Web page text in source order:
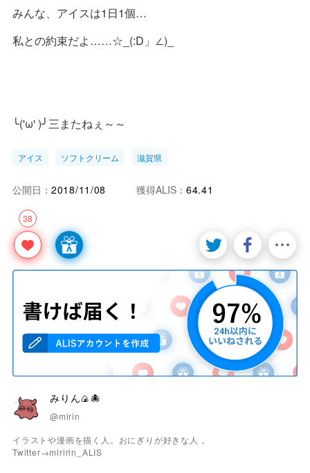
みんな、アイスは1日1個…
私との約束だよ……☆_(:D」∠)_
╰('ω' )╯三またねぇ～～
アイス ソフトクリーム 滋賀県
38
公開日： 2018/11/08 獲得ALIS： 64.41
みりん🍙🐙
@mirin
イラストや漫画を描く人。おにぎりが好きな人 。
Twitter→miririn_ALIS